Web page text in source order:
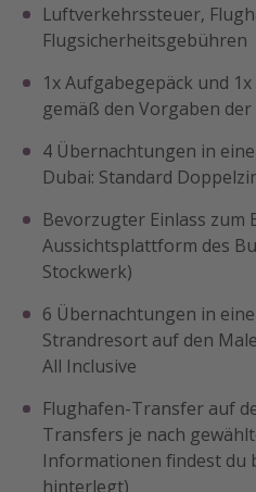
Luftverkehrssteuer,
Flugsicherheitsgebühren
1x Aufgabegepäck und
gemäß den Vorgaben
4 Übernachtungen in
Dubai: Standard
Bevorzugter Einlass zum
Aussichtsplattform des
Stockwerk)
6 Übernachtungen in
Strandresort auf den
All Inclusive
Flughafen-Transfer auf
Transfers je nach
Informationen findest du
hinterlegt)